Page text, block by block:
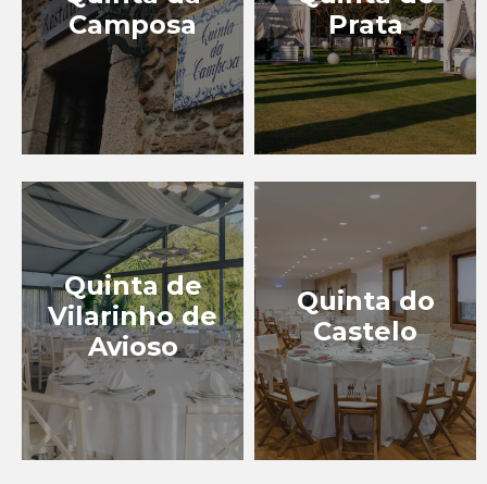
Camposa
Prata
Quinta de
Vilarinho de
Avioso
Quinta do
Castelo